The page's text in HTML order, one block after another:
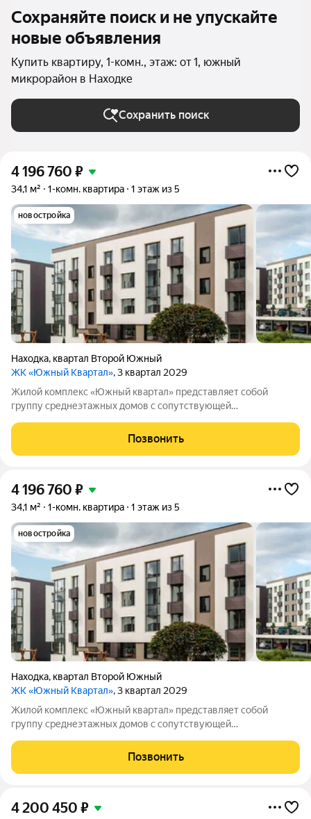
Сохраняйте поиск и не упускайте
новые объявления
Купить квартиру, 1-комн., этаж: от 1, южный
микрорайон в Находке
Сохранить поиск
4 196 760 ₽
34,1 м² 1-комн. квартира 1 этаж из 5
новостройка
Находка, квартал Второй Южный
ЖК «Южный Квартал», 3 квартал 2029
Жилой комплекс «Южный квартал» представляет собой
группу среднеэтажных домов с сопутствующей
здания высотой в 4 этажа и трёхэтажное административное
здание. На территории предусмотрены
Позвонить
4 196 760 ₽
34,1 м² 1-комн. квартира 1 этаж из 5
новостройка
Находка, квартал Второй Южный
ЖК «Южный Квартал», 3 квартал 2029
Жилой комплекс «Южный квартал» представляет собой
группу среднеэтажных домов с сопутствующей
здания высотой в 4 этажа и трёхэтажное административное
здание. На территории предусмотрены
Позвонить
4 200 450 ₽